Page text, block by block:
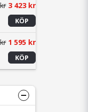
3 423 kr
KÖP
1 595 kr
KÖP